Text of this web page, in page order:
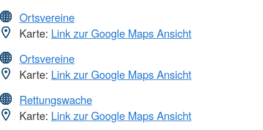
Ortsvereine
Karte: Link zur Google Maps Ansicht
Ortsvereine
Karte: Link zur Google Maps Ansicht
Rettungswache
Karte: Link zur Google Maps Ansicht